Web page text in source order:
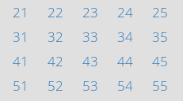
21
22 23 24 25
31
32 33 34 35
41
42 43 44 45
51
52 53 54 55